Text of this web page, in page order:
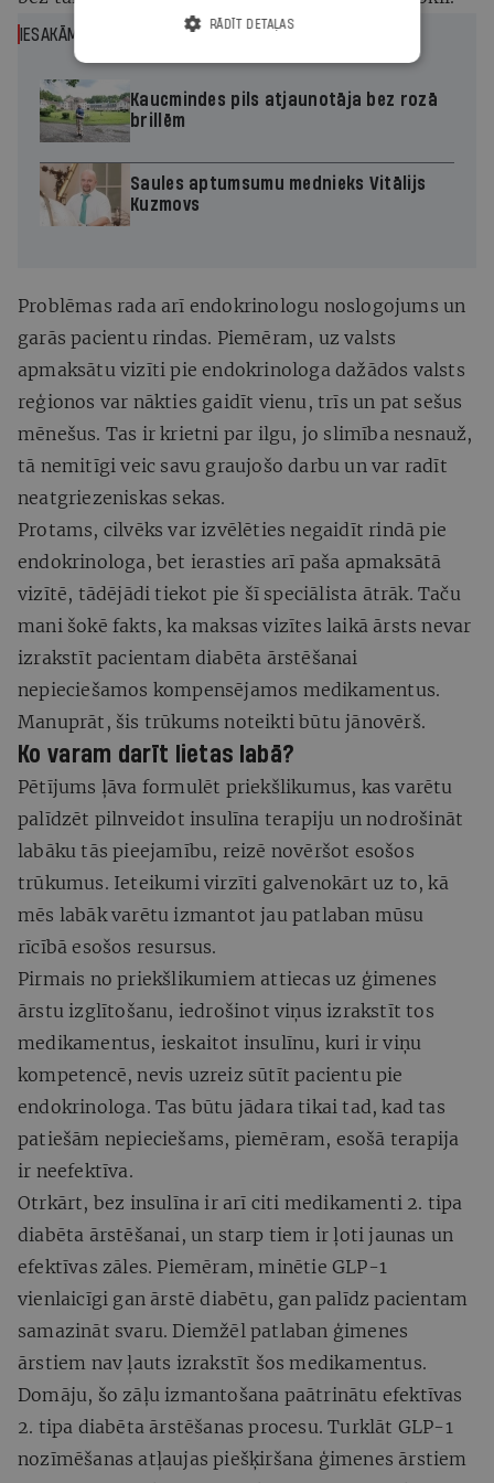
IESAKĀM
Kaucmindes pils atjaunotāja bez rozā
brillēm
Saules aptumsumu mednieks Vitālijs
Kuzmovs
Problēmas rada arī endokrinologu noslogojums un
garās pacientu rindas. Piemēram, uz valsts
apmaksātu vizīti pie endokrinologa dažādos valsts
reģionos var nākties gaidīt vienu, trīs un pat sešus
mēnešus. Tas ir krietni par ilgu, jo slimība nesnauž,
tā nemitīgi veic savu graujošo darbu un var radīt
neatgriezeniskas sekas.
Protams, cilvēks var izvēlēties negaidīt rindā pie
endokrinologa, bet ierasties arī paša apmaksātā
vizītē, tādējādi tiekot pie šī speciālista ātrāk. Taču
mani šokē fakts, ka maksas vizītes laikā ārsts nevar
izrakstīt pacientam diabēta ārstēšanai
nepieciešamos kompensējamos medikamentus.
Manuprāt, šis trūkums noteikti būtu jānovērš.
Ko varam darīt lietas labā?
Pētījums ļāva formulēt priekšlikumus, kas varētu
palīdzēt pilnveidot insulīna terapiju un nodrošināt
labāku tās pieejamību, reizē novēršot esošos
trūkumus. Ieteikumi virzīti galvenokārt uz to, kā
mēs labāk varētu izmantot jau patlaban mūsu
rīcībā esošos resursus.
Pirmais no priekšlikumiem attiecas uz ģimenes
ārstu izglītošanu, iedrošinot viņus izrakstīt tos
medikamentus, ieskaitot insulīnu, kuri ir viņu
kompetencē, nevis uzreiz sūtīt pacientu pie
endokrinologa. Tas būtu jādara tikai tad, kad tas
patiešām nepieciešams, piemēram, esošā terapija
ir neefektīva.
Otrkārt, bez insulīna ir arī citi medikamenti 2. tipa
diabēta ārstēšanai, un starp tiem ir ļoti jaunas un
efektīvas zāles. Piemēram, minētie GLP-1
vienlaicīgi gan ārstē diabētu, gan palīdz pacientam
samazināt svaru. Diemžēl patlaban ģimenes
ārstiem nav ļauts izrakstīt šos medikamentus.
Domāju, šo zāļu izmantošana paātrinātu efektīvas
2. tipa diabēta ārstēšanas procesu. Turklāt GLP-1
nozīmēšanas atļaujas piešķiršana ģimenes ārstiem
RĀDĪT DETAĻAS